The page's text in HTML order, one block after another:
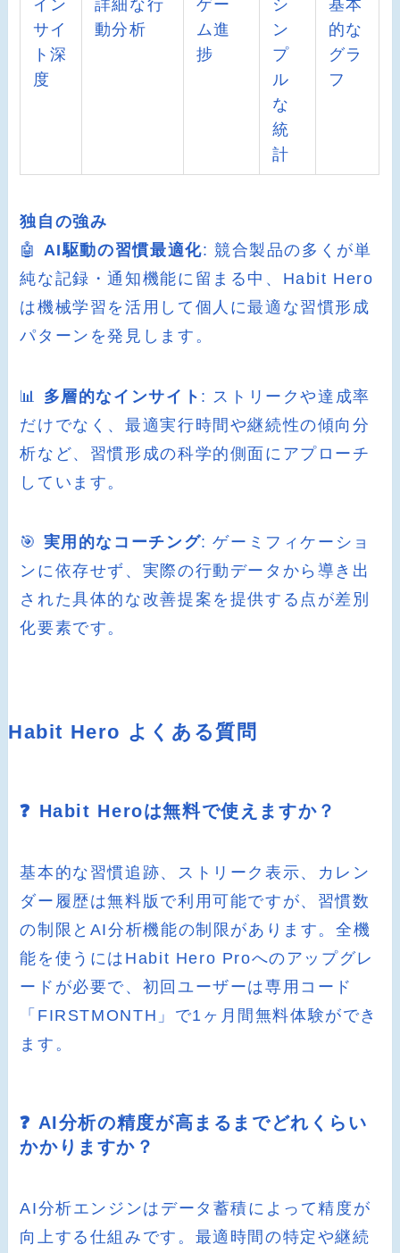
イン
サイ
ト深
度
詳細な行
動分析
ゲー
ム進
捗
シ
ン
プ
ル
な
統
計
基本
的な
グラ
フ
独自の強み
🤖 AI駆動の習慣最適化: 競合製品の多くが単
純な記録・通知機能に留まる中、Habit Hero
は機械学習を活用して個人に最適な習慣形成
パターンを発見します。
📊 多層的なインサイト : ストリークや達成率
だけでなく、最適実行時間や継続性の傾向分
析など、習慣形成の科学的側面にアプローチ
しています。
🎯 実用的なコーチング: ゲーミフィケーショ
ンに依存せず、実際の行動データから導き出
された具体的な改善提案を提供する点が差別
化要素です。
Habit Hero よくある質問
❓ Habit Heroは無料で使えますか？
基本的な習慣追跡、ストリーク表示、カレン
ダー履歴は無料版で利用可能ですが、習慣数
の制限とAI分析機能の制限があります。全機
能を使うにはHabit Hero Proへのアップグレ
ードが必要で、初回ユーザーは専用コード
「FIRSTMONTH」で1ヶ月間無料体験ができ
ます。
❓ AI分析の精度が高まるまでどれくらい
かかりますか？
AI分析エンジンはデータ蓄積によって精度が
向上する仕組みです。最適時間の特定や継続